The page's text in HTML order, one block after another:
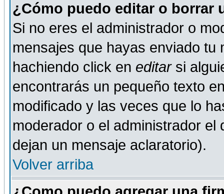
¿Cómo puedo editar o borrar
Si no eres el administrador o
mensajes que hayas enviado tu
hachiendo click en editarsi
encontrarás un pequeño texto
modificado y las veces que lo
moderador o el administrador
dejan un mensaje aclaratorio).
Volver arriba